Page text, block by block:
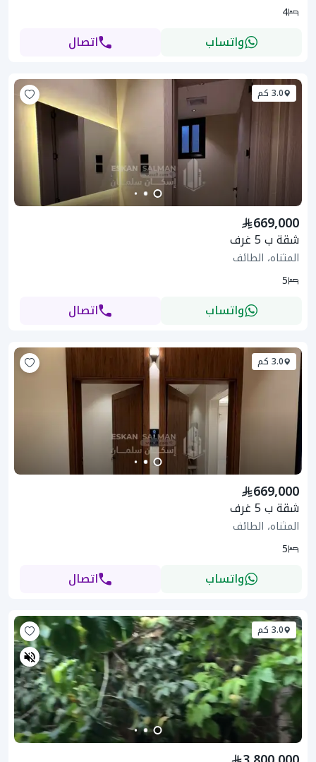
4
واتساب اتصال
3.0 كم
669,000
شقة ب 5 غرف
المثناه، الطائف
5
واتساب اتصال
3.0 كم
669,000
شقة ب 5 غرف
المثناه، الطائف
5
واتساب اتصال
3.0 كم